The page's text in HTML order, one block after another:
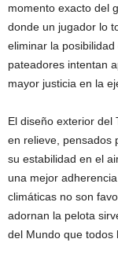
momento exacto del
donde un jugador lo
eliminar la
pateadores intentan
mayor justicia en la
El diseño exterior del
en relieve, pensados
su estabilidad en el
una mejor
climáticas no son
adornan la pelota
del Mundo que todos